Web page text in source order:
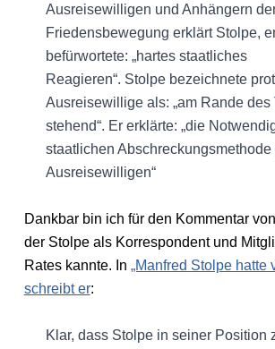
Ausreisewilligen und Anhängern
Friedensbewegung erklärt Stolpe,
befürwortete: „hartes staatliches
Reagieren“. Stolpe bezeichnete
Ausreisewillige als: „am Rande des
stehend“. Er erklärte: „die
staatlichen
Ausreisewilligen“
Dankbar bin ich für den Kommentar
der Stolpe als Korrespondent und
Rates kannte. In „Manfred Stolpe hatte
schreibt er:
Klar, dass Stolpe in seiner Position